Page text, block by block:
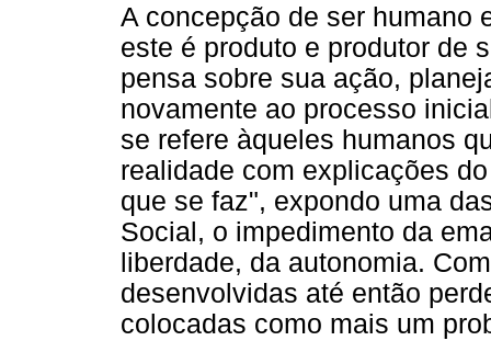
A concepção de ser humano
este é produto e produtor de
pensa sobre sua ação,
novamente ao processo
se refere àqueles humanos
realidade com explicações
que se faz", expondo uma
Social, o impedimento da
liberdade, da autonomia.
desenvolvidas até então
colocadas como mais um